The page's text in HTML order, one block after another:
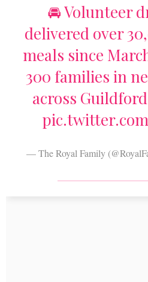
🚘 Volunteer
delivered over
meals since
300 families in
across
— The Royal Family